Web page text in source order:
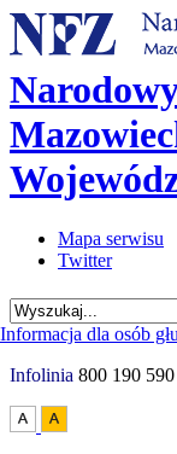
Mapa serwisu
Twitter
Infolinia 800 190 590